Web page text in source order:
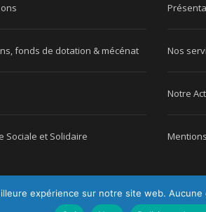
fonds de dotation & mécénat
Sociale et Solidaire
Nos
Notre
expérience sur notre site web.